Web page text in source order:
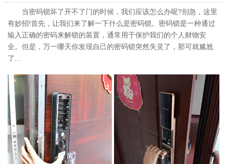
汽车开锁·配汽车钥匙·各种遥控器
新闻动态
当密码锁坏了开不了门的时候，我们应该怎么办呢?别急，这里
有妙招!首先，让我们来了解一下什么是密码锁。密码锁是一种通过
输入正确的密码来解锁的装置，通常用于保护我们的个人财物安
全。但是，万一哪天你发现自己的密码锁突然失灵了，那可就尴尬
了...